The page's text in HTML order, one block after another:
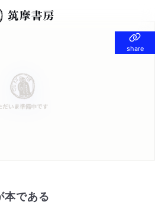
share
share
本である